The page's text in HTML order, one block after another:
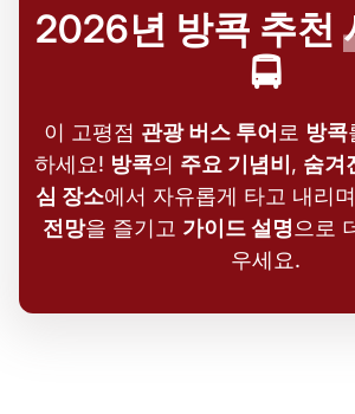
2026년 방콕 추천
🚍
이 고평점 관광 버스 투어 로 방콕
하세요! 방콕의 주요 기념비 , 숨겨
심 장소에서 자유롭게 타고 내리며
전망을 즐기고 가이드 설명 으로
우세요.